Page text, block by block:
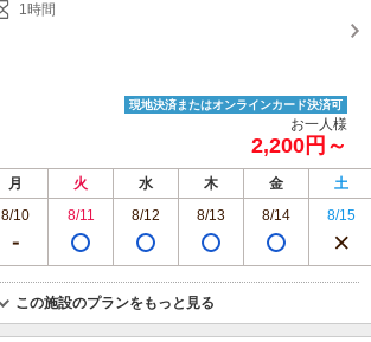
1時間
現地決済またはオンラインカード決済可
お一人様
2,200円～
月 火 水 木 金
土
8/10 8/11 8/12 8/13 8/14 8/15
この施設のプランをもっと見る